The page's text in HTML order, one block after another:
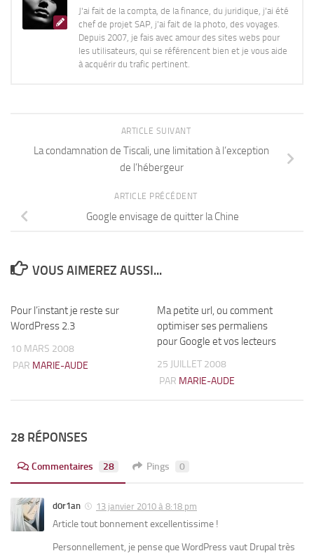
J'ai fait de la compta, de la finance, du juridique, j'ai été
chef de projet SAP, j'ai fait de la photo, des voyages.
Depuis 2007, je fais avec amour des sites webs pour
les utilisateurs, qui se référencent bien et je vous aide
à acquérir du trafic pertinent.
ARTICLE SUIVANT
La condamnation de Tiscali, une limitation à l’exception
de l’hébergeur
ARTICLE PRÉCÉDENT
Google envisage de quitter la Chine
VOUS AIMEREZ AUSSI...
Pour l’instant je reste sur
WordPress 2.3
10 MARS 2008
PAR MARIE-AUDE
Ma petite url, ou comment
optimiser ses permaliens
pour Google et vos lecteurs
25 JUILLET 2008
PAR MARIE-AUDE
28 RÉPONSES
Commentaires 28 Pings 0
d0r1an 13 janvier 2010 à 8:18 pm
Article tout bonnement excellentissime !
Personnellement, je pense que WordPress vaut Drupal très